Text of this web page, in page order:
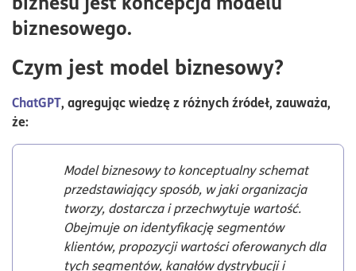
biznesowego.
Czym jest model biznesowy?
ChatGPT, agregując wiedzę z różnych źródeł, zauważa,
że:
Model biznesowy to konceptualny schemat
przedstawiający sposób, w jaki organizacja
tworzy, dostarcza i przechwytuje wartość.
Obejmuje on identyfikację segmentów
klientów, propozycji wartości oferowanych dla
tych segmentów, kanałów dystrybucji i